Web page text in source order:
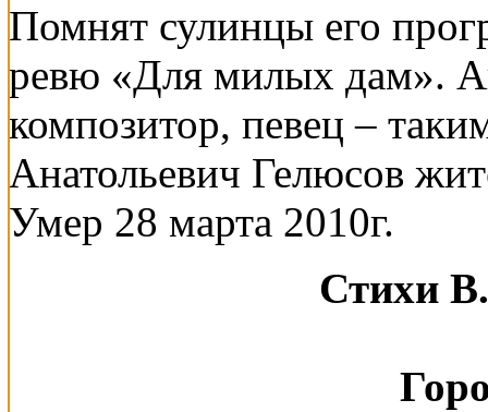
Помнят сулинцы его
ревю «Для милых дам».
композитор, певец –
Анатольевич Гелюсов
Умер 28 марта 2010г.
Стихи